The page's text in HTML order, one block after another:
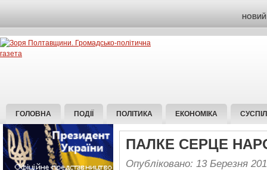
НОВИЙ
ГОЛОВНА ПОДІЇ ПОЛІТИКА ЕКОНОМІКА
ПАЛКЕ СЕРЦЕ
Опубліковано: 13 Березня